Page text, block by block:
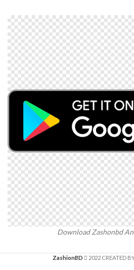
Download Zashonbd
ZashionBD 2022 CREATED